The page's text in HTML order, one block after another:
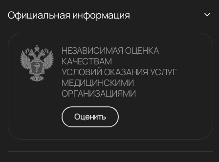
Официальная информация
НЕЗАВИСИМАЯ ОЦЕНКА
КАЧЕСТВАM
УСЛОВИЙ ОКАЗАНИЯ УСЛУГ
МЕДИЦИНСКИМИ
ОРГАНИЗАЦИЯМИ
Оценить